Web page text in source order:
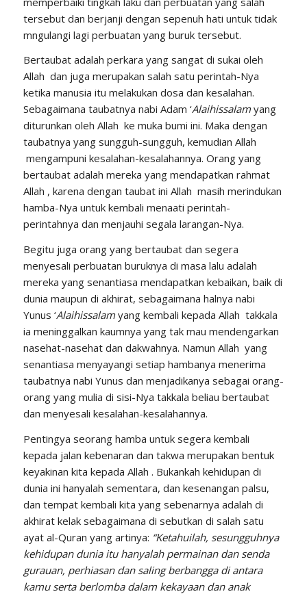
tersebut dan berjanji dengan sepenuh hati untuk tidak
mngulangi lagi perbuatan yang buruk tersebut.
Bertaubat adalah perkara yang sangat di sukai oleh
Allah dan juga merupakan salah satu perintah-Nya
ketika manusia itu melakukan dosa dan kesalahan.
Sebagaimana taubatnya nabi Adam ‘Alaihissalamyang
diturunkan oleh Allah ke muka bumi ini. Maka dengan
taubatnya yang sungguh-sungguh, kemudian Allah
mengampuni kesalahan-kesalahannya. Orang yang
bertaubat adalah mereka yang mendapatkan rahmat
Allah , karena dengan taubat ini Allah masih merindukan
hamba-Nya untuk kembali menaati perintah-
perintahnya dan menjauhi segala larangan-Nya.
Begitu juga orang yang bertaubat dan segera
menyesali perbuatan buruknya di masa lalu adalah
mereka yang senantiasa mendapatkan kebaikan, baik di
dunia maupun di akhirat, sebagaimana halnya nabi
Yunus ‘Alaihissalamyang kembali kepada Allah takkala
ia meninggalkan kaumnya yang tak mau mendengarkan
nasehat-nasehat dan dakwahnya. Namun Allah yang
senantiasa menyayangi setiap hambanya menerima
taubatnya nabi Yunus dan menjadikanya sebagai orang-
orang yang mulia di sisi-Nya takkala beliau bertaubat
dan menyesali kesalahan-kesalahannya.
Pentingya seorang hamba untuk segera kembali
kepada jalan kebenaran dan takwa merupakan bentuk
keyakinan kita kepada Allah . Bukankah kehidupan di
dunia ini hanyalah sementara, dan kesenangan palsu,
dan tempat kembali kita yang sebenarnya adalah di
akhirat kelak sebagaimana di sebutkan di salah satu
ayat al-Quran yang artinya: “Ketahuilah, sesungguhnya
kehidupan dunia itu hanyalah permainan dan senda
gurauan, perhiasan dan saling berbangga di antara
kamu serta berlomba dalam kekayaan dan anak